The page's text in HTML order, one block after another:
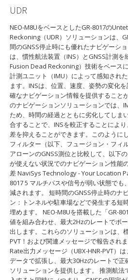
UDR
NEO-M8UをベースとしたGR-8017の
Reckoning（UDR）ソリューションは、
間のGNSS停止時にも優れたナビゲーシ
は、慣性航法装置（INS）とGNSS計測を
Fusion Dead Reckoning）技術をベース
計測ユニット（IMU）によって感知され
ます。INSは、位置、速度、姿勢の変化
確なナビゲーション情報を提供すること
のナビゲーションソリューションでは、
ため、時間の経過とともに劣化してしま
合することで、INSを較正することによ
差を抑えることができます。このように
フィルター（以下、フュージョン・フィ
アローンのGNSS測位と比較して、以下
が使えない状況でのナビゲーション性能
差 NaviSys Technology - Your Location
8017 5 マルチパスや信号が弱い状態でも
減されます。 短時間のGNSS停止時のナ
ン：トンネルや駐車場などで発生する短
埋めます。 NEO-M8Uを搭載した「GR-
値を組み合わせ、最大2Hzのレートでポ
出します。これらのソリューションは、
PVT！および関連メッセージで報告され
Rate出力メッセージ（UBX-HNR-PVT）
データで拡張し、最大30Hzのレートで
ソリューションを提供します。 推測航